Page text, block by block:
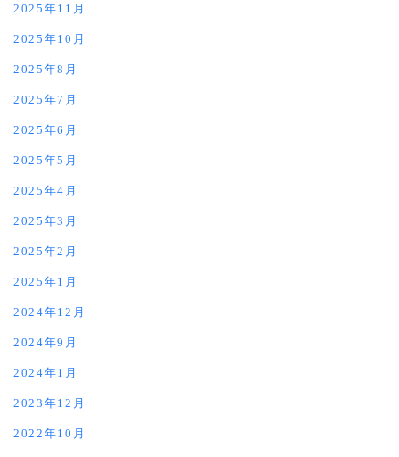
2025年11月
2025年10月
2025年8月
2025年7月
2025年6月
2025年5月
2025年4月
2025年3月
2025年2月
2025年1月
2024年12月
2024年9月
2024年1月
2023年12月
2022年10月